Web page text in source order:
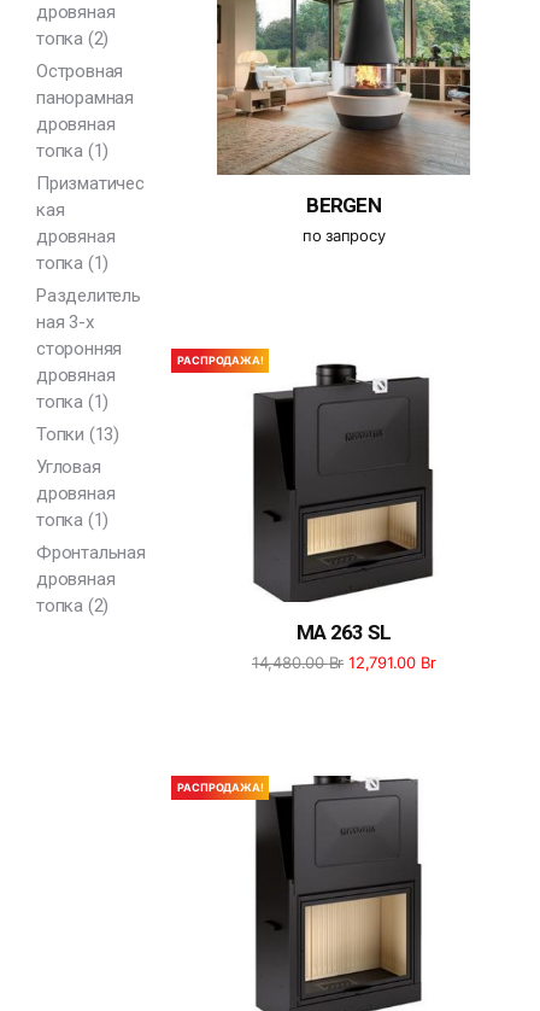
дровяная
топка (2)
Островная
панорамная
дровяная
топка (1)
Призматичес
кая
дровяная
топка (1)
Разделитель
ная 3-х
сторонняя
дровяная
топка (1)
Топки (13)
Угловая
дровяная
топка (1)
Фронтальная
дровяная
топка (2)
BERGEN
по запросу
РАСПРОДАЖА!
MA 263 SL
14,480.00Br 12,791.00 Br
РАСПРОДАЖА!